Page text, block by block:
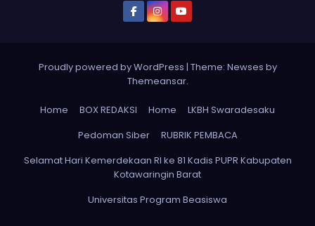
Proudly powered by WordPress | Theme: Newses by
Themeansar.
Home BOX REDAKSI Home
LKBH Swaradesaku
Pedoman Siber
RUBRIK PEMBACA
Selamat Hari Kemerdekaan RI ke 81 Kadis PUPR Kabupaten
Kotawaringin Barat
Universitas Program Beasiswa